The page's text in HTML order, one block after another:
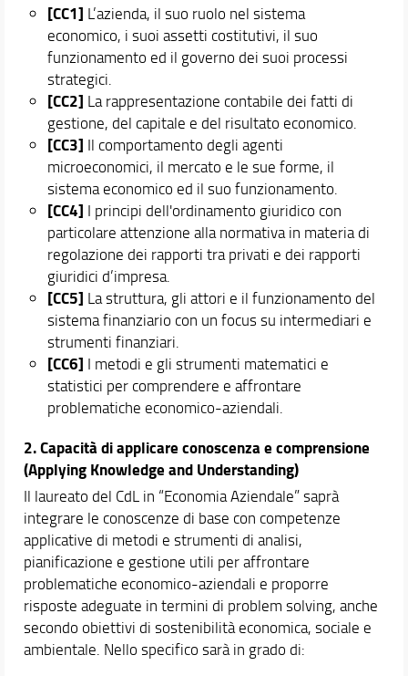
[CC1] L’azienda, il suo ruolo nel sistema
economico, i suoi assetti costitutivi, il suo
funzionamento ed il governo dei suoi processi
strategici.
[CC2] La rappresentazione contabile dei fatti di
gestione, del capitale e del risultato economico.
[CC3] Il comportamento degli agenti
microeconomici, il mercato e le sue forme, il
sistema economico ed il suo funzionamento.
[CC4] I principi dell'ordinamento giuridico con
particolare attenzione alla normativa in materia di
regolazione dei rapporti tra privati e dei rapporti
giuridici d’impresa.
[CC5] La struttura, gli attori e il funzionamento del
sistema finanziario con un focus su intermediari e
strumenti finanziari.
[CC6] I metodi e gli strumenti matematici e
statistici per comprendere e affrontare
problematiche economico-aziendali.
2. Capacità di applicare conoscenza e comprensione
(Applying Knowledge and Understanding)
Il laureato del CdL in “Economia Aziendale” saprà
integrare le conoscenze di base con competenze
applicative di metodi e strumenti di analisi,
pianificazione e gestione utili per affrontare
problematiche economico-aziendali e proporre
risposte adeguate in termini di problem solving, anche
secondo obiettivi di sostenibilità economica, sociale e
ambientale. Nello specifico sarà in grado di: